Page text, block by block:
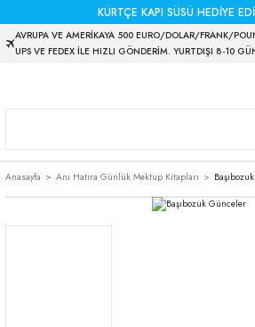
KÜRTÇE KAPI SÜSÜ HEDİYE
AVRUPA VE AMERİKAYA 500 EURO/DOLAR/FRANK/
UPS VE FEDEX İLE HIZLI GÖNDERİM. YURTDIŞI 8-10
Anasayfa Anı Hatıra Günlük Mektup Kitapları